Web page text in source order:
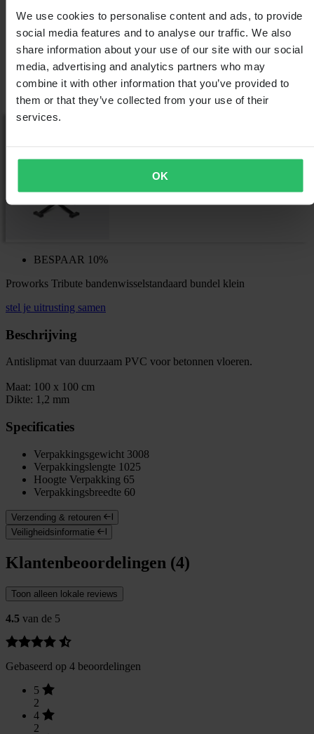
We use cookies to personalise content and ads, to provide
social media features and to analyse our traffic. We also
share information about your use of our site with our social
media, advertising and analytics partners who may
combine it with other information that you’ve provided to
them or that they’ve collected from your use of their
services.
OK
BESPAAR 10%
Proworks Tribute bandenwisselstandaard bundel klein
stel je uitrusting samen
Beschrijving
Antislipmat van duurzaam PVC voor betonnen vloeren.
Maat: 100 x 100 cm
Dikte: 1,2 mm
Specificaties
Verpakkingsgewicht 3008
Verpakkingslengte 1025
Hoogte Verpakking 65
Verpakkingsbreedte 60
Verzending & retouren
Veiligheidsinformatie
Klantenbeoordelingen (4)
Toon alleen lokale reviews
4.5 van de 5
Gebaseerd op 4 beoordelingen
5
2
4
2